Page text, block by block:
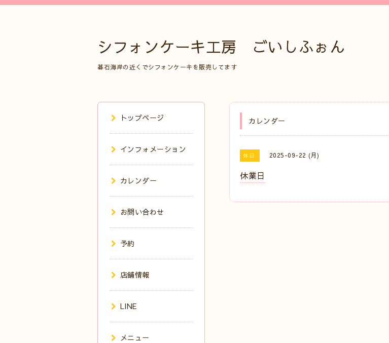
シフォンケーキ工房 ごいしふぉん
碁石海岸の近くでシフォンケーキを販売してます
カレンダー
休日 2025-09-22 (月)
休業日
トップページ
インフォメーション
カレンダー
お問い合わせ
予約
店舗情報
LINE
メニュー